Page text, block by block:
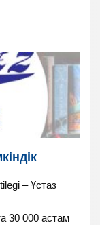
– Ұстаз
30 000 астам